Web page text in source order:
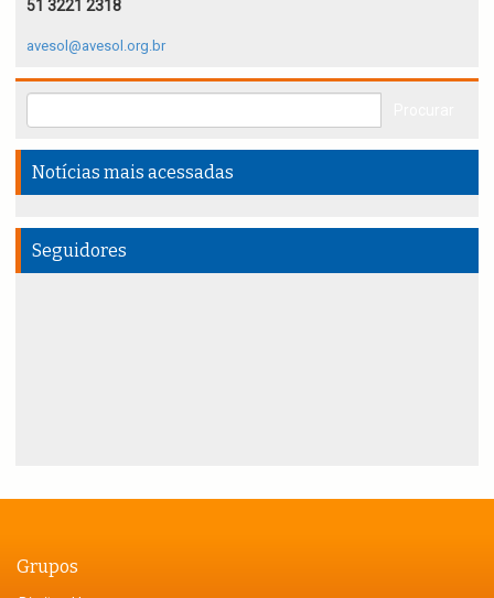
51 3221 2318
avesol@avesol.org.br
Notícias mais acessadas
Seguidores
Grupos